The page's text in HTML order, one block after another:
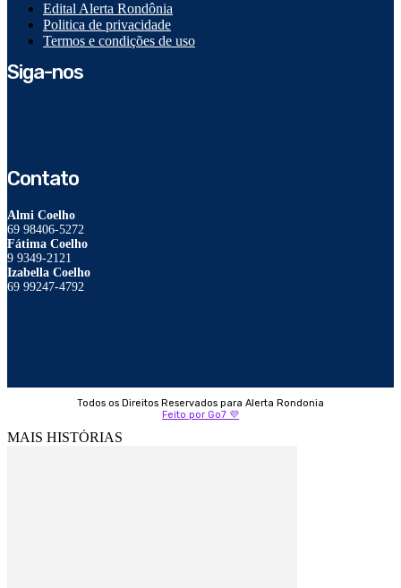
Edital Alerta Rondônia
Politica de privacidade
Termos e condições de uso
Siga-nos
Contato
Almi Coelho
69 98406-5272
Fátima Coelho
9 9349-2121
Izabella Coelho
69 99247-4792
Todos os Direitos Reservados para Alerta Rondonia
Feito por Go7 💜
MAIS HISTÓRIAS